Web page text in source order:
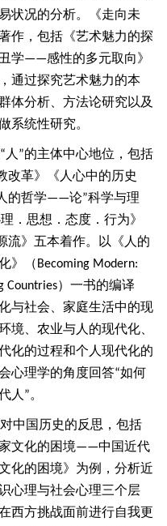
状况的分析。《走向未
作，包括《艺术魅力的探
学——感性的多元取向》
通过探究艺术魅力的本
体分析、方法论研究以及
系统性研究。
“ 人 ”的主体中心地位，包括
改革》《人心中的历史
的哲学——论”科学与理
．思想．态度．行为》
流》五本着作。以《人的
》（ Becoming Modern:
Countries）一书的编译
与社会、家庭生活中的现
境、农业与人的现代化、
化的过程和个人现代化的
心理学的角度回答“如何
人 ”。
中国历史的反思，包括
文化的困境——中国近代
化的困境》为例，分析近
心理与社会心理三个层
西方挑战面前进行自我更